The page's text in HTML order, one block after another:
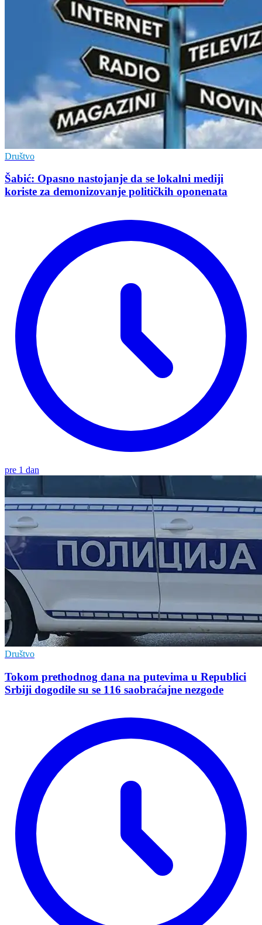
Društvo
Šabić: Opasno nastojanje da se lokalni mediji
koriste za demonizovanje političkih oponenata
pre 1 dan
Društvo
Tokom prethodnog dana na putevima u Republici
Srbiji dogodile su se 116 saobraćajne nezgode